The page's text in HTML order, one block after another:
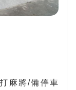
麻將/備停車